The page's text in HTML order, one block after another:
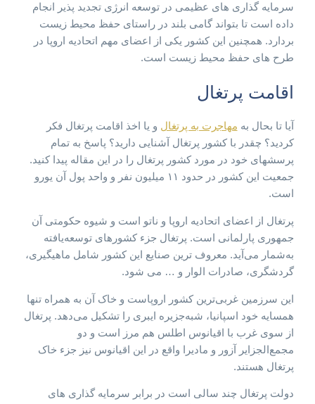
سرمایه گذاری های عظیمی در توسعه انرژی تجدید پذیر انجام
داده است تا بتواند گامی بلند در راستای حفظ محیط زیست
بردارد. همچنین این کشور یکی از اعضای مهم اتحادیه اروپا در
طرح های حفظ محیط زیست است.
اقامت پرتغال
آیا تا بحال به مهاجرت به پرتغال و یا اخذ اقامت پرتغال فکر
کردید؟ چقدر با کشور پرتغال آشنایی دارید؟ پاسخ به تمام
پرسشهای خود در مورد کشور پرتغال را در این مقاله پیدا کنید.
جمعیت این کشور در حدود ۱۱ میلیون نفر و واحد پول آن یورو
است.
پرتغال از اعضای اتحادیه اروپا و ناتو است و شیوه حکومتی آن
جمهوری پارلمانی است. پرتغال جزء کشورهای توسعه‌یافته
به‌شمار می‌آید. معروف ترین صنایع این کشور شامل ماهیگیری،
گردشگری، صادرات الوار و … می شود.
این سرزمین غربی‌ترین کشور اروپاست و خاک آن به همراه تنها
همسایه خود اسپانیا، شبه‌جزیره ایبری را تشکیل می‌دهد. پرتغال
از سوی غرب با اقیانوس اطلس هم مرز است و دو
مجمع‌الجزایر آزور و مادیرا واقع در این اقیانوس نیز جزء خاک
پرتغال هستند.
دولت پرتغال چند سالی است در برابر سرمایه گذاری های